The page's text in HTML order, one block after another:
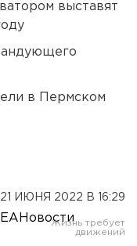
выставят
в Пермском
21 ИЮНЯ 2022 В 16:29
ЕАНовости